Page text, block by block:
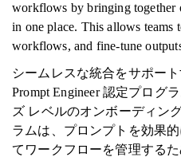
workflows by bringing together
in one place. This allows teams
workflows, and fine-tune
シームレスな統合をサポート
Prompt Engineer 認定プログ
ズ レベルのオンボーディン
ラムは、プロンプトを効果
てワークフローを管理する